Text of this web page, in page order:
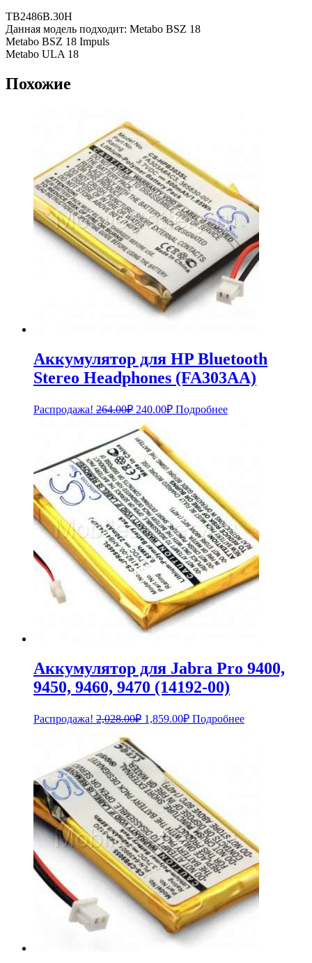
TB2486B.30H
Данная модель подходит: Metabo BSZ 18
Metabo BSZ 18 Impuls
Metabo ULA 18
Похожие
Аккумулятор для HP Bluetooth
Stereo Headphones (FA303AA)
Распродажа! 264.00₽ Первоначальная
составляла
264.00₽.
240.00₽Текущая
цена:
Подробнее
Аккумулятор для Jabra Pro 9400,
9450, 9460, 9470 (14192-00)
Распродажа! 2,028.00₽ Первоначальная
2,028.00₽.
1,859.00₽Текущая
цена:
Подробнее